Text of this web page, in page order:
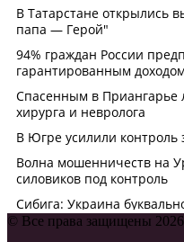
© Все права защищены 2026